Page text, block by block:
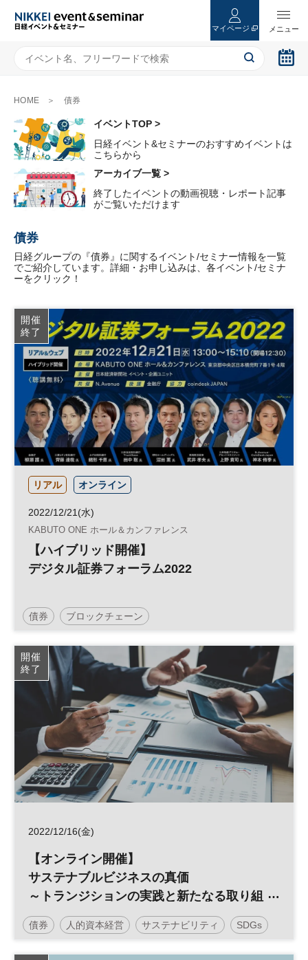
マイページ
HOME 債券
イベントTOP >
日経イベント&セミナーのおすすめイベントは
こちらから
アーカイブ一覧 >
終了したイベントの動画視聴・レポート記事
がご覧いただけます
債券
日経グループの『債券』に関するイベント/セミナー情報を一覧
でご紹介しています。詳細・お申し込みは、各イベント/セミナ
ーをクリック！
開催
終了
リアル オンライン
2022/12/21(水)
KABUTO ONE ホール＆カンファレンス
【ハイブリッド開催】
デジタル証券フォーラム2022
債券 ブロックチェーン
デジタルトランスフォーメーション 金融
フィンテック 不動産 DX 参加無料
開催
終了
2022/12/16(金)
【オンライン開催】
サステナブルビジネスの真価
～トランジションの実践と新たなる取り組
みへの対応（生物多様性、人的資本、イン
パクト投資）～
債券 人的資本経営 サステナビリティ SDGs
生物多様性 気候変動
参加無料